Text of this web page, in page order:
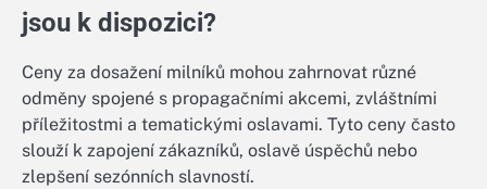
jsou k dispozici?
Ceny za dosažení milníků mohou zahrnovat různé
odměny spojené s propagačními akcemi, zvláštními
příležitostmi a tematickými oslavami. Tyto ceny často
slouží k zapojení zákazníků, oslavě úspěchů nebo
zlepšení sezónních slavností.